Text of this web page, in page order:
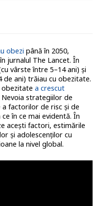
obezi până în 2050,
jurnalul The Lancet. În
vârste între 5–14 ani) și
de ani) trăiau cu obezitate.
obezitate a crescut
strategiilor de
factorilor de risc și de
în ce mai evidentă. În
acești factori, estimările
și adolescenților cu
la nivel global.